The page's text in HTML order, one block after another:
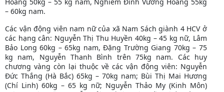
– 60kg nam.
Các vận động viên nam nữ của xã Nam Sách giành 4 HCV ở
các hạng cân: Nguyễn Thị Thu Huyền 40kg – 45 kg nữ, Lâm
Bảo Long 60kg – 65kg nam, Đặng Trường Giang 70kg – 75
kg nam, Nguyễn Thanh Bình trên 75kg nam. Các huy
chương vàng còn lại thuộc về các vận động viên: Nguyễn
Đức Thắng (Hà Bắc) 65kg – 70kg nam; Bùi Thị Mai Hương
(Chí Linh) 60kg – 65 kg nữ; Nguyễn Thảo My (Kinh Môn)